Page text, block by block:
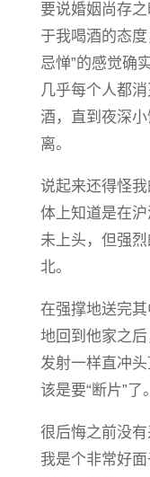
要说婚姻尚存
于我喝酒的态
忌惮”的感觉确
几乎每个人都
酒，直到夜深
离。
说起来还得怪
体上知道是在
未上头，但强
北。
在强撑地送完
地回到他家之
发射一样直冲
该是要“断片”了。
很后悔之前没
我是个非常好面